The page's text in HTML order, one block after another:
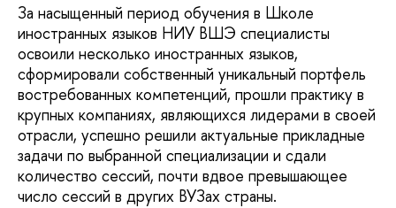
За насыщенный период обучения в Школе
иностранных языков НИУ ВШЭ специалисты
освоили несколько иностранных языков,
сформировали собственный уникальный портфель
востребованных компетенций, прошли практику в
крупных компаниях, являющихся лидерами в своей
отрасли, успешно решили актуальные прикладные
задачи по выбранной специализации и сдали
количество сессий, почти вдвое превышающее
число сессий в других ВУЗах страны.